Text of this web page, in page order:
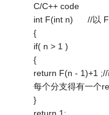
C/C++ code
int F(int n) //以
{
if( n > 1 )
{
return F(n - 1)+1 ;//
每个分支得有一个
}
return 1;